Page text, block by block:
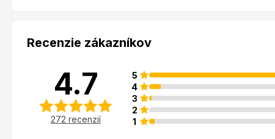
Recenzie zákazníkov
4.7
272 recenzií
5
4
3
2
1